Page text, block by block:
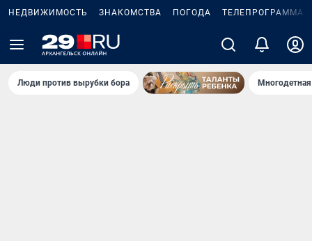
НЕДВИЖИМОСТЬ ЗНАКОМСТВА ПОГОДА ТЕЛЕПРОГРАММА
Люди против вырубки бора